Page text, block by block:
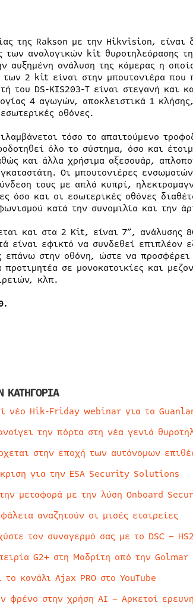
της Rakson με την Hikvision, είναι
των αναλογικών kit
αυξημένη ανάλυση της κάμερας η
2 kit είναι στην μπουτονιέρα που
του DS-KIS203-T είναι στεγανή
4 αγωγών, αποκλειστικά 1
οθόνες.
τόσο το απαιτούμενο
όλο το σύστημα, όσο και
και άλλα χρήσιμα αξεσουάρ,
Οι μπουτονιέρες
τους με απλά κυπρί,
όσο και οι εσωτερικές οθόνες
κατά την συνομιλία και την
και στα 2 Kit, είναι 7”, ανάλυσης
είναι εφικτό να συνδεθεί επιπλέον
επάνω στην οθόνη, ώστε να
σε μονοκατοικίες και
κλπ.
ΚΑΤΗΓΟΡΙΑ
νέο Hik-Friday webinar για τα
την πόρτα στη νέα γενιά
στην εποχή των αυτόνομων
για την ESA Security Solutions
μεταφορά με την λύση Onboard
αναζητούν οι μισές εταιρείες
τον συναγερμό σας με το DSC –
G2+ στη Μαδρίτη από την Golmar
κανάλι Ajax PRO στο YouTube
φρένο στην χρήση AI – Αρκετοί